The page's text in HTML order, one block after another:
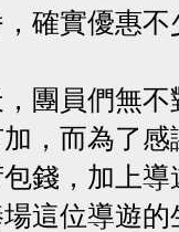
，確實優惠不
團員們無
，而為了
錢，加上
這位導遊的